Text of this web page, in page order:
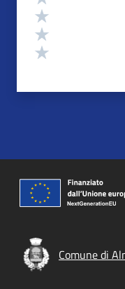
Comune di